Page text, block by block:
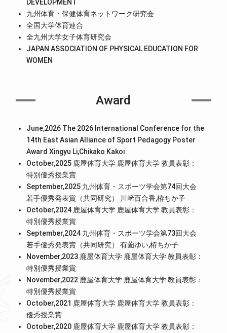
DEVELOPMENT
九州体育・保健体育ネットワーク研究会
全国大学体育連合
全九州大学女子体育研究会
JAPAN ASSOCIATION OF PHYSICAL EDUCATION FOR
WOMEN
Award
June,2026 The 2026 International Conference for the
14th East Asian Alliance of Sport Pedagogy Poster
Award Xingyu Li,Chikako Kakoi
October,2025 鹿屋体育大学 鹿屋体育大学 教員表彰：
特別優秀授業賞
September,2025 九州体育・スポーツ学会第74回大会
若手優秀発表賞（共同研究） 川﨑百合香,栫ちか子
October,2024 鹿屋体育大学 鹿屋体育大学 教員表彰：
特別優秀授業賞
September,2024 九州体育・スポーツ学会第73回大会
若手優秀発表賞（共同研究） 有薗ゆい,栫ちか子
November,2023 鹿屋体育大学 鹿屋体育大学 教員表彰：
特別優秀授業賞
November,2022 鹿屋体育大学 鹿屋体育大学 教員表彰：
特別優秀授業賞
October,2021 鹿屋体育大学 鹿屋体育大学 教員表彰：
優秀授業賞
October,2020 鹿屋体育大学 鹿屋体育大学 教員表彰：